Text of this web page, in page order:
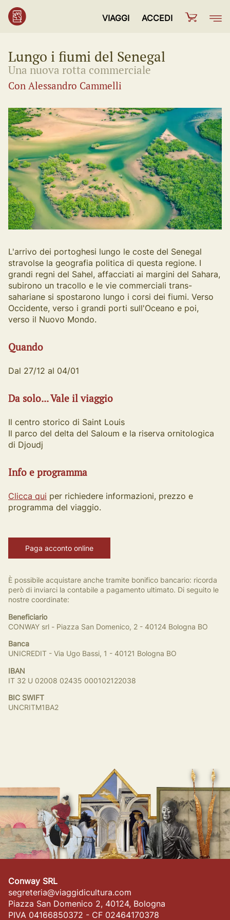
VIAGGI ACCEDI
Lungo i fiumi del Senegal
Una nuova rotta commerciale
Con Alessandro Cammelli
L'arrivo dei portoghesi lungo le coste del Senegal
stravolse la geografia politica di questa regione. I
grandi regni del Sahel, affacciati ai margini del Sahara,
subirono un tracollo e le vie commerciali trans-
sahariane si spostarono lungo i corsi dei fiumi. Verso
Occidente, verso i grandi porti sull'Oceano e poi,
verso il Nuovo Mondo.
Quando
Dal 27/12 al 04/01
Da solo... Vale il viaggio
Il centro storico di Saint Louis
Il parco del delta del Saloum e la riserva ornitologica
di Djoudj
Info e programma
Clicca qui per richiedere informazioni, prezzo e
programma del viaggio.
Paga acconto online
È possibile acquistare anche tramite bonifico bancario: ricorda
però di inviarci la contabile a pagamento ultimato. Di seguito le
nostre coordinate:
Beneficiario
CONWAY srl - Piazza San Domenico, 2 - 40124 Bologna BO
Banca
UNICREDIT - Via Ugo Bassi, 1 - 40121 Bologna BO
IBAN
IT 32 U 02008 02435 000102122038
BIC SWIFT
UNCRITM1BA2
Conway SRL
segreteria@viaggidicultura.com
Piazza San Domenico 2, 40124, Bologna
PIVA 04166850372 - CF 02464170378